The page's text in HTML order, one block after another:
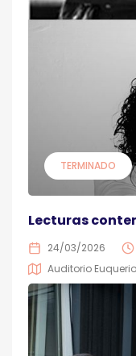
TERMINADO
Lecturas
24/03/2026
Auditorio